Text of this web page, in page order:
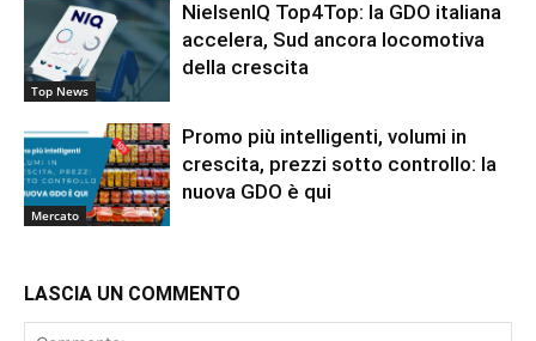
Top News
NielsenIQ Top4Top: la GDO italiana
accelera, Sud ancora locomotiva
della crescita
Mercato
Promo più intelligenti, volumi in
crescita, prezzi sotto controllo: la
nuova GDO è qui
LASCIA UN COMMENTO